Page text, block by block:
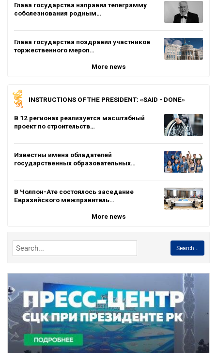
Глава государства направил телеграмму
соболезнования родным…
Глава государства поздравил участников
торжественного мероп…
More news
INSTRUCTIONS OF THE PRESIDENT: «SAID - DONE»
В 12 регионах реализуется масштабный
проект по строительств…
Известны имена обладателей
государственных образовательных…
В Чолпон-Ате состоялось заседание
Евразийского межправитель…
More news
Search...